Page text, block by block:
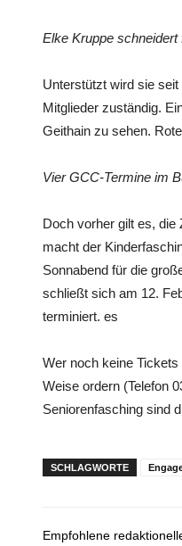
Elke Kruppe schneidert
Unterstützt wird sie
Mitglieder zuständig.
Geithain zu sehen.
Vier GCC-Termine im
Doch vorher gilt es, die
macht der
Sonnabend für die
schließt sich am 12.
terminiert. es
Wer noch keine
Weise ordern (Telefon
Seniorenfasching sind
SCHLAGWORTE
Empfohlene